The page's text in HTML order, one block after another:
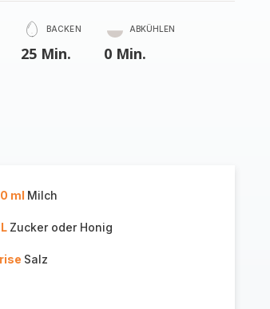
BACKEN
25 Min.
ABKÜHLEN
0 Min.
ml Milch
Zucker oder Honig
Salz